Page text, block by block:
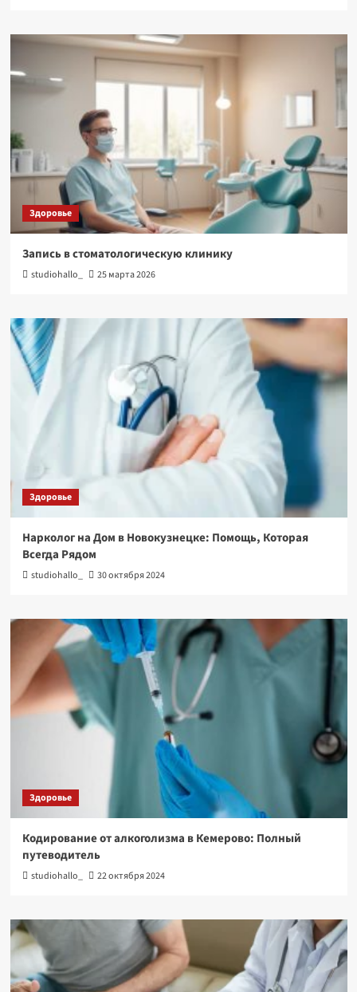
Здоровье
Запись в стоматологическую клинику
studiohallo_ 25 марта 2026
Здоровье
Нарколог на Дом в Новокузнецке: Помощь, Которая
Всегда Рядом
studiohallo_ 30 октября 2024
Здоровье
Кодирование от алкоголизма в Кемерово: Полный
путеводитель
studiohallo_ 22 октября 2024